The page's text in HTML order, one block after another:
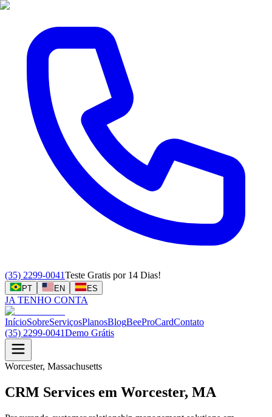
(35) 2299-0041Teste Gratis por 14 Dias!
PT EN ES
JA TENHO CONTA
InícioSobreServiçosPlanosBlogBeeProCardContato
(35) 2299-0041Demo Grátis
Worcester, Massachusetts
CRM Services em Worcester, MA